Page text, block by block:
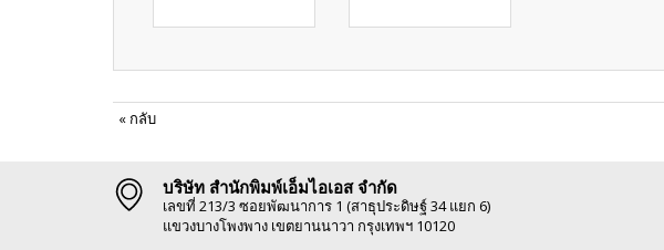
« กลับ
บริษัท สำนักพิมพ์เอ็มไอเอส จำกัด
เลขที่ 213/3 ซอยพัฒนาการ 1 (สาธุประดิษฐ์ 34 แยก 6)
แขวงบางโพงพาง เขตยานนาวา กรุงเทพฯ 10120